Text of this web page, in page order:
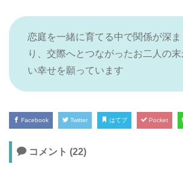
恋庭を一緒に育てる中で関係が深ま
り、交際へとつながったお二人の末
い幸せを願っています
Facebook Twitter はてブ Pocket
コメント (22)